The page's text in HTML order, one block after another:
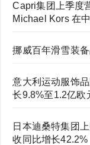
Capri集团上季度
Michael Kors 在
挪威百年滑雪装
意大利运动服饰
长9.8%至1.2亿欧
日本迪桑特集团
收同比增长42.2%